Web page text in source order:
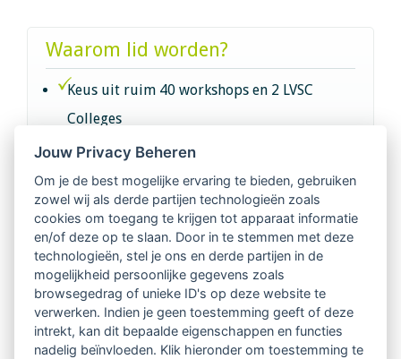
Waarom lid worden?
Keus uit ruim 40 workshops en 2 LVSC
Colleges
Intervisie met geregistreerde vakgenoten
Netwerk van 2100 professionals in 14
regio's
Vindbaar voor opdrachtgevers
Tijdschrift voor
Begeleidingskunde & kennisbank
Jouw Privacy Beheren
Om je de best mogelijke ervaring te bieden, gebruiken
zowel wij als derde partijen technologieën zoals
cookies om toegang te krijgen tot apparaat informatie
en/of deze op te slaan. Door in te stemmen met deze
technologieën, stel je ons en derde partijen in de
mogelijkheid persoonlijke gegevens zoals
browsegedrag of unieke ID's op deze website te
verwerken. Indien je geen toestemming geeft of deze
intrekt, kan dit bepaalde eigenschappen en functies
nadelig beïnvloeden. Klik hieronder om toestemming te